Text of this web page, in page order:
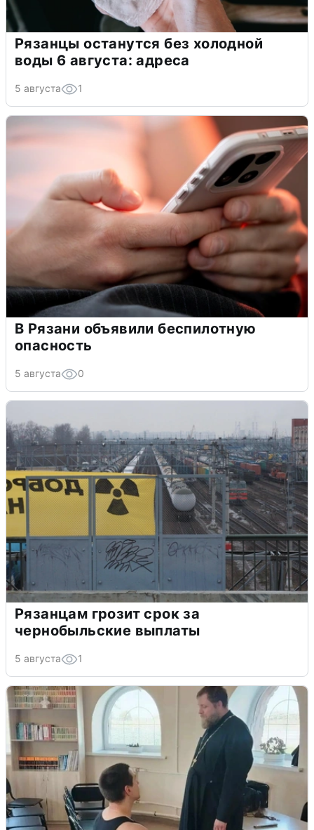
Рязанцы останутся без холодной
воды 6 августа: адреса
5 августа 1
В Рязани объявили беспилотную
опасность
5 августа 0
Рязанцам грозит срок за
чернобыльские выплаты
5 августа 1